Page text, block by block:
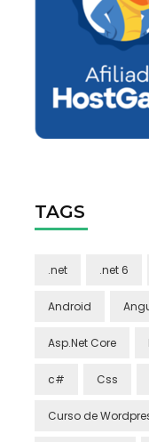
TAGS
.net .net 6
Android
Asp.Net Core
c# Css
Curso de